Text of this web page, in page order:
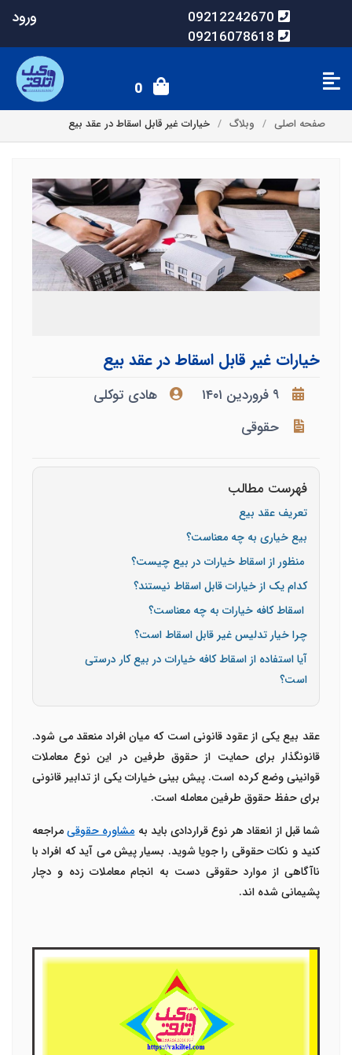
09212242670
09216078618
ورود
0
صفحه اصلی وبلاگ خیارات غیر قابل اسقاط در عقد بیع
خیارات غیر قابل اسقاط در عقد بیع
۹ فروردین ۱۴۰۱
هادی توکلی
حقوقی
فهرست مطالب
تعریف عقد بیع
بیع خیاری به چه معناست؟
منظور از اسقاط خیارات در بیع چیست؟
کدام یک از خیارات قابل اسقاط نیستند؟
اسقاط کافه خیارات به چه معناست؟
چرا خیار تدلیس غیر قابل اسقاط است؟
آیا استفاده از اسقاط کافه خیارات در بیع کار درستی
است؟
عقد بیع یکی از عقود قانونی است که میان افراد منعقد می شود.
قانونگذار برای حمایت از حقوق طرفین در این نوع معاملات
قوانینی وضع کرده است. پیش بینی خیارات یکی از تدابیر قانونی
برای حفظ حقوق طرفین معامله است.
شما قبل از انعقاد هر نوع قراردادی باید بهمشاوره حقوقیمراجعه
کنید و نکات حقوقی را جویا شوید. بسیار پیش می آید که افراد با
ناآگاهی از موارد حقوقی دست به انجام معاملات زده و دچار
پشیمانی شده اند.